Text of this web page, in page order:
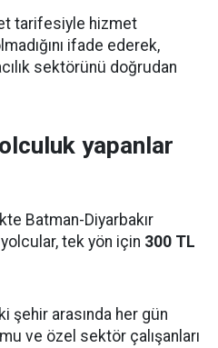
tarifesiyle hizmet
ifade ederek,
sektörünü doğrudan
yapanlar
Batman-Diyarbakır
tek yön için 300 TL
şehir arasında her gün
ve özel sektör çalışanları